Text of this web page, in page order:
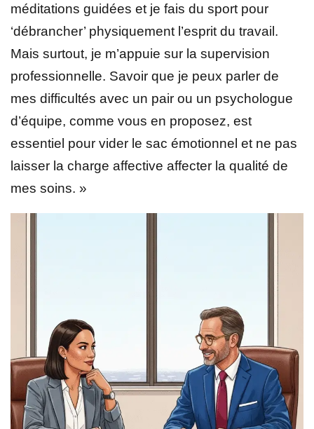
méditations guidées et je fais du sport pour
‘débrancher’ physiquement l’esprit du travail.
Mais surtout, je m’appuie sur la supervision
professionnelle. Savoir que je peux parler de
mes difficultés avec un pair ou un psychologue
d’équipe, comme vous en proposez, est
essentiel pour vider le sac émotionnel et ne pas
laisser la charge affective affecter la qualité de
mes soins. »